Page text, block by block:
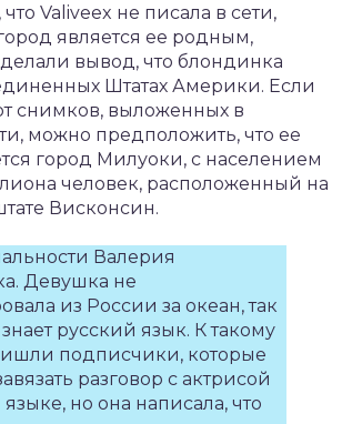
Valiveex не писала в сети,
является ее родным,
вывод, что блондинка
Штатах Америки. Если
снимков, выложенных в
можно предположить, что ее
город Милуоки, с населением
человек, расположенный на
Висконсин.
Валерия
Девушка не
из России за океан, так
русский язык. К такому
подписчики, которые
разговор с актрисой
но она написала, что